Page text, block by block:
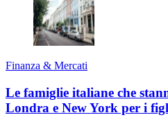
Finanza & Mercati
Le famiglie italiane che
Londra e New York per i